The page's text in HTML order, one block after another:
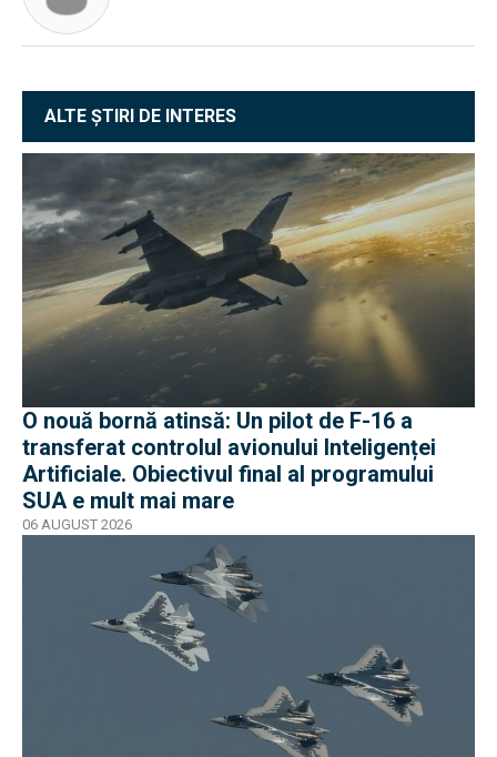
ALTE ȘTIRI DE INTERES
O nouă bornă atinsă: Un pilot de F-16 a
transferat controlul avionului Inteligenței
Artificiale. Obiectivul final al programului
SUA e mult mai mare
06 AUGUST 2026